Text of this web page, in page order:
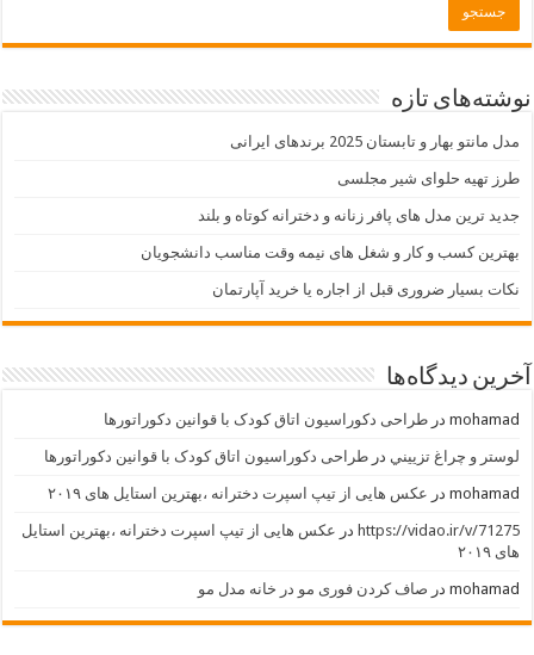
نوشته‌های تازه
مدل مانتو بهار و تابستان 2025 برندهای ایرانی
طرز تهیه حلوای شیر مجلسی
جدید ترین مدل های پافر زنانه و دخترانه کوتاه و بلند
بهترین کسب و کار و شغل های نیمه وقت مناسب دانشجویان
نکات بسیار ضروری قبل از اجاره یا خرید آپارتمان
آخرین دیدگاه‌ها
mohamad درطراحی دکوراسیون اتاق کودک با قوانین دکوراتورها
لوستر و چراغ تزييني درطراحی دکوراسیون اتاق کودک با قوانین دکوراتورها
mohamad در عکس هایی از تیپ اسپرت دخترانه ،بهترین استایل های ۲۰۱۹
https://vidao.ir/v/71275 در عکس هایی از تیپ اسپرت دخترانه ،بهترین استایل
های ۲۰۱۹
mohamad در صاف کردن فوری مو در خانه مدل مو